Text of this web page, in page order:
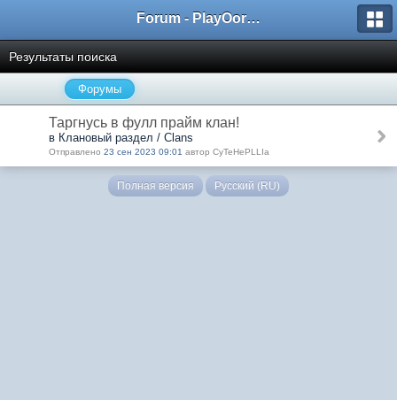
Forum - PlayOorbis.net
Результаты поиска
Форумы
Таргнусь в фулл прайм клан!
в Клановый раздел / Clans
Отправлено 23 сен 2023 09:01 автор CyTeHePLLIa
Полная версия Русский (RU)